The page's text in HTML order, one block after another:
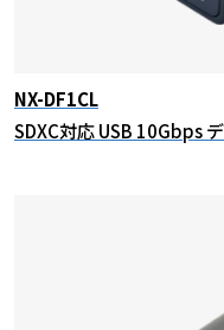
NX-DF1CL
SDXC対応 USB 10Gbps